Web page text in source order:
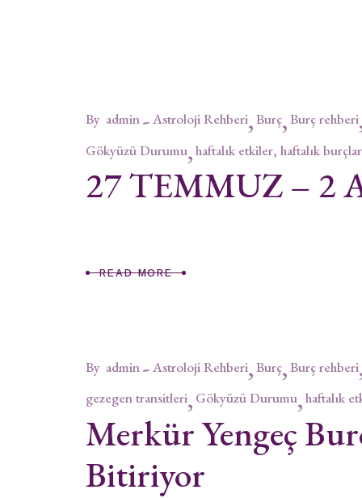
By admin Astroloji Rehberi Burç Burç rehberi
Gökyüzü Durumu haftalık etkiler, haftalık burçlar
27 TEMMUZ – 2
READ MORE
By admin Astroloji Rehberi Burç Burç rehberi
gezegen transitleri Gökyüzü Durumu haftalık
Merkür Yengeç
Bitiriyor